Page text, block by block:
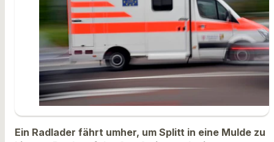
Ein Radlader fährt umher, um Splitt in eine Mulde zu